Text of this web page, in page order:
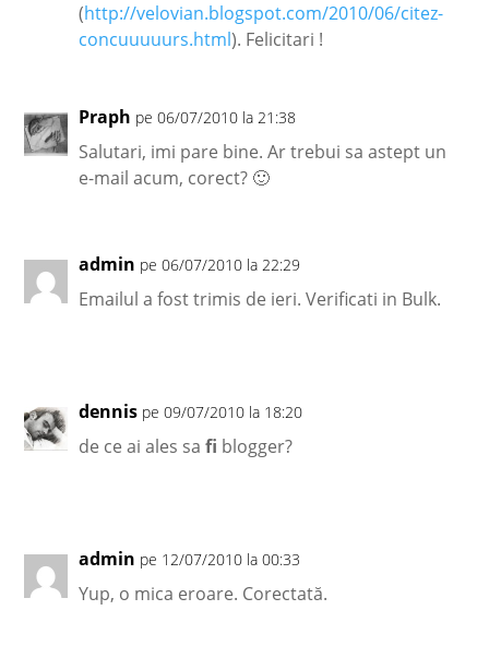
(http://velovian.blogspot.com/2010/06/citez-
concuuuuurs.html). Felicitari !
Praph pe 06/07/2010 la 21:38
Salutari, imi pare bine. Ar trebui sa astept un
e-mail acum, corect? 🙂
admin pe 06/07/2010 la 22:29
Emailul a fost trimis de ieri. Verificati in Bulk.
dennis pe 09/07/2010 la 18:20
de ce ai ales safi blogger?
admin pe 12/07/2010 la 00:33
Yup, o mica eroare. Corectată.